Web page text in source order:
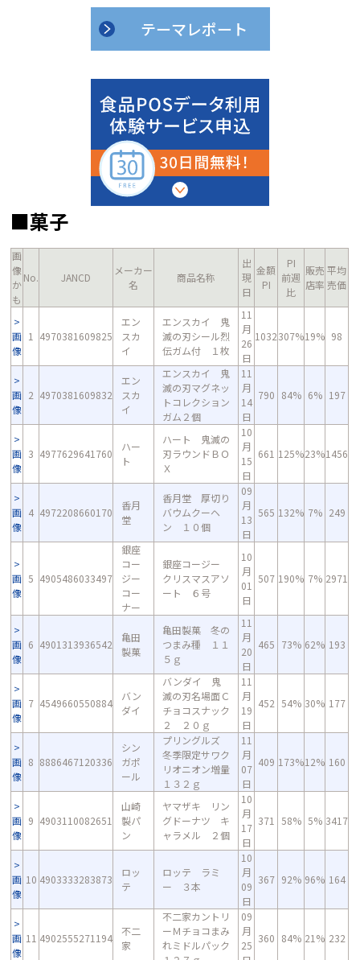
テーマレポート
■菓子
画
像
か
も
No. JANCD
メーカー
名
商品名称
出
現
日
金額
PI
PI
前週
比
販売
店率
平均
売価
画
像
1 4970381609825
エン
スカ
イ
エンスカイ 鬼
滅の刃シール烈
伝ガム付 １枚
11
月
26
日
1032307%19% 98
画
像
2 4970381609832
エン
スカ
イ
エンスカイ 鬼
滅の刃マグネッ
トコレクション
ガム２個
11
月
14
日
790 84% 6% 197
画
像
3 4977629641760
ハー
ト
ハート 鬼滅の
刃ラウンドＢＯ
Ｘ
10
月
15
日
661 125%23%1456
画
像
4 4972208660170
香月
堂
香月堂 厚切り
バウムクーヘ
ン １０個
09
月
13
日
565 132% 7% 249
画
像
5 4905486033497
銀座
コー
ジー
コー
ナー
銀座コージー
クリスマスアソ
ート ６号
10
月
01
日
507 190% 7% 2971
画
像
6 4901313936542
亀田
製菓
亀田製菓 冬の
つまみ種 １１
５ｇ
11
月
20
日
465 73% 62% 193
画
像
7 4549660550884
バン
ダイ
バンダイ 鬼
滅の刃名場面Ｃ
チョコスナック
２ ２０ｇ
11
月
19
日
452 54% 30% 177
画
像
8 8886467120336
シン
ガポ
ール
プリングルズ
冬季限定サワク
リオニオン増量
１３２ｇ
11
月
07
日
409 173%12% 160
画
像
9 4903110082651
山崎
製パ
ン
ヤマザキ リン
グドーナツ キ
ャラメル ２個
10
月
17
日
371 58% 5% 3417
画
像
10 4903333283873
ロッ
テ
ロッテ ラミ
ー ３本
10
月
09
日
367 92% 96% 164
画
像
11 4902555271194
不二
家
不二家カントリ
ーＭチョコまみ
れミドルパック
09
月
25
360 84% 21% 232